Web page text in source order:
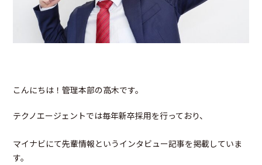
こんにちは！管理本部の高木です。
テクノエージェントでは毎年新卒採用を行っており、
マイナビにて先輩情報というインタビュー記事を掲載していま
す。